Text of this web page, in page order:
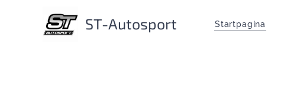
ST-Autosport Startpagina